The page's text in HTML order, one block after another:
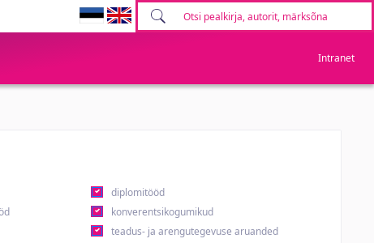
Intranet
diplomitööd
konverentsikogumikud
teadus- ja arengutegevuse aruanded